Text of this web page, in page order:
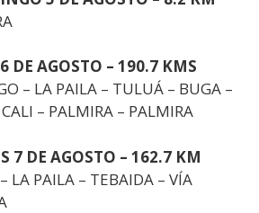
DE AGOSTO – 190.7 KMS
– LA PAILA – TULUÁ – BUGA –
– PALMIRA – PALMIRA
7 DE AGOSTO – 162.7 KM
LA PAILA – TEBAIDA – VÍA